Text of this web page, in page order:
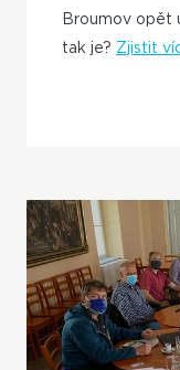
Broumov opět
tak je? Zjistit